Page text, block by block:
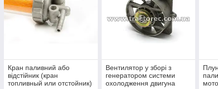
Кран паливний або
відстійник (кран
топливный или отстойник)
Вентилятор у зборі з
генератором системи
охолодження двигуна